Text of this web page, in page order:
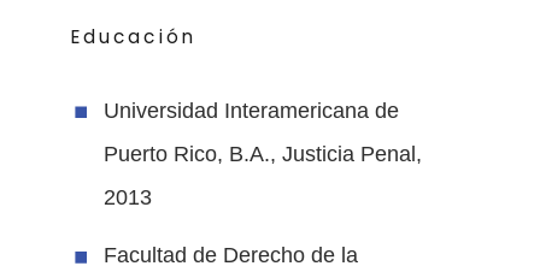
Educación
Universidad Interamericana de
Puerto Rico, B.A., Justicia Penal,
2013
Facultad de Derecho de la